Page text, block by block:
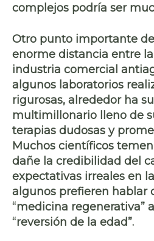
complejos podría ser
Otro punto importante
enorme distancia entre
industria comercial
algunos laboratorios
rigurosas, alrededor ha
multimillonario lleno de
terapias dudosas y
Muchos científicos
dañe la credibilidad del
expectativas irreales en
algunos prefieren hablar
“medicina regenerativa”
“reversión de la edad”.